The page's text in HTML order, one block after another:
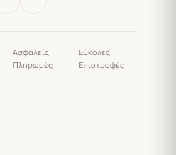
Ασφαλείς
Πληρωμές
Εύκολες
Επιστροφές